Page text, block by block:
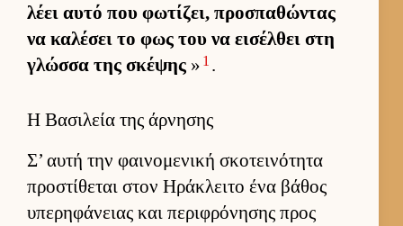
λέει αυτό που φωτίζει, προσπαθώντας
να καλέσει το φως του να ει­σέλ­θει στη
γλώσσα της σκέψης » 1 .
Η Βασιλεία της άρνησης
Σ’ αυτή την φαι­νομενική σκοτει­νότητα
προστίθεται στον Ηράκλειτο ένα βάθος
υπερηφάνειας και περιφρόνησης προς